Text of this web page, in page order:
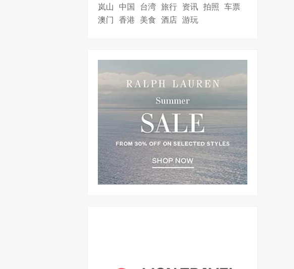
岚山 中国 台湾 旅行 资讯 拍照 车票
澳门 香港 美食 酒店 游玩